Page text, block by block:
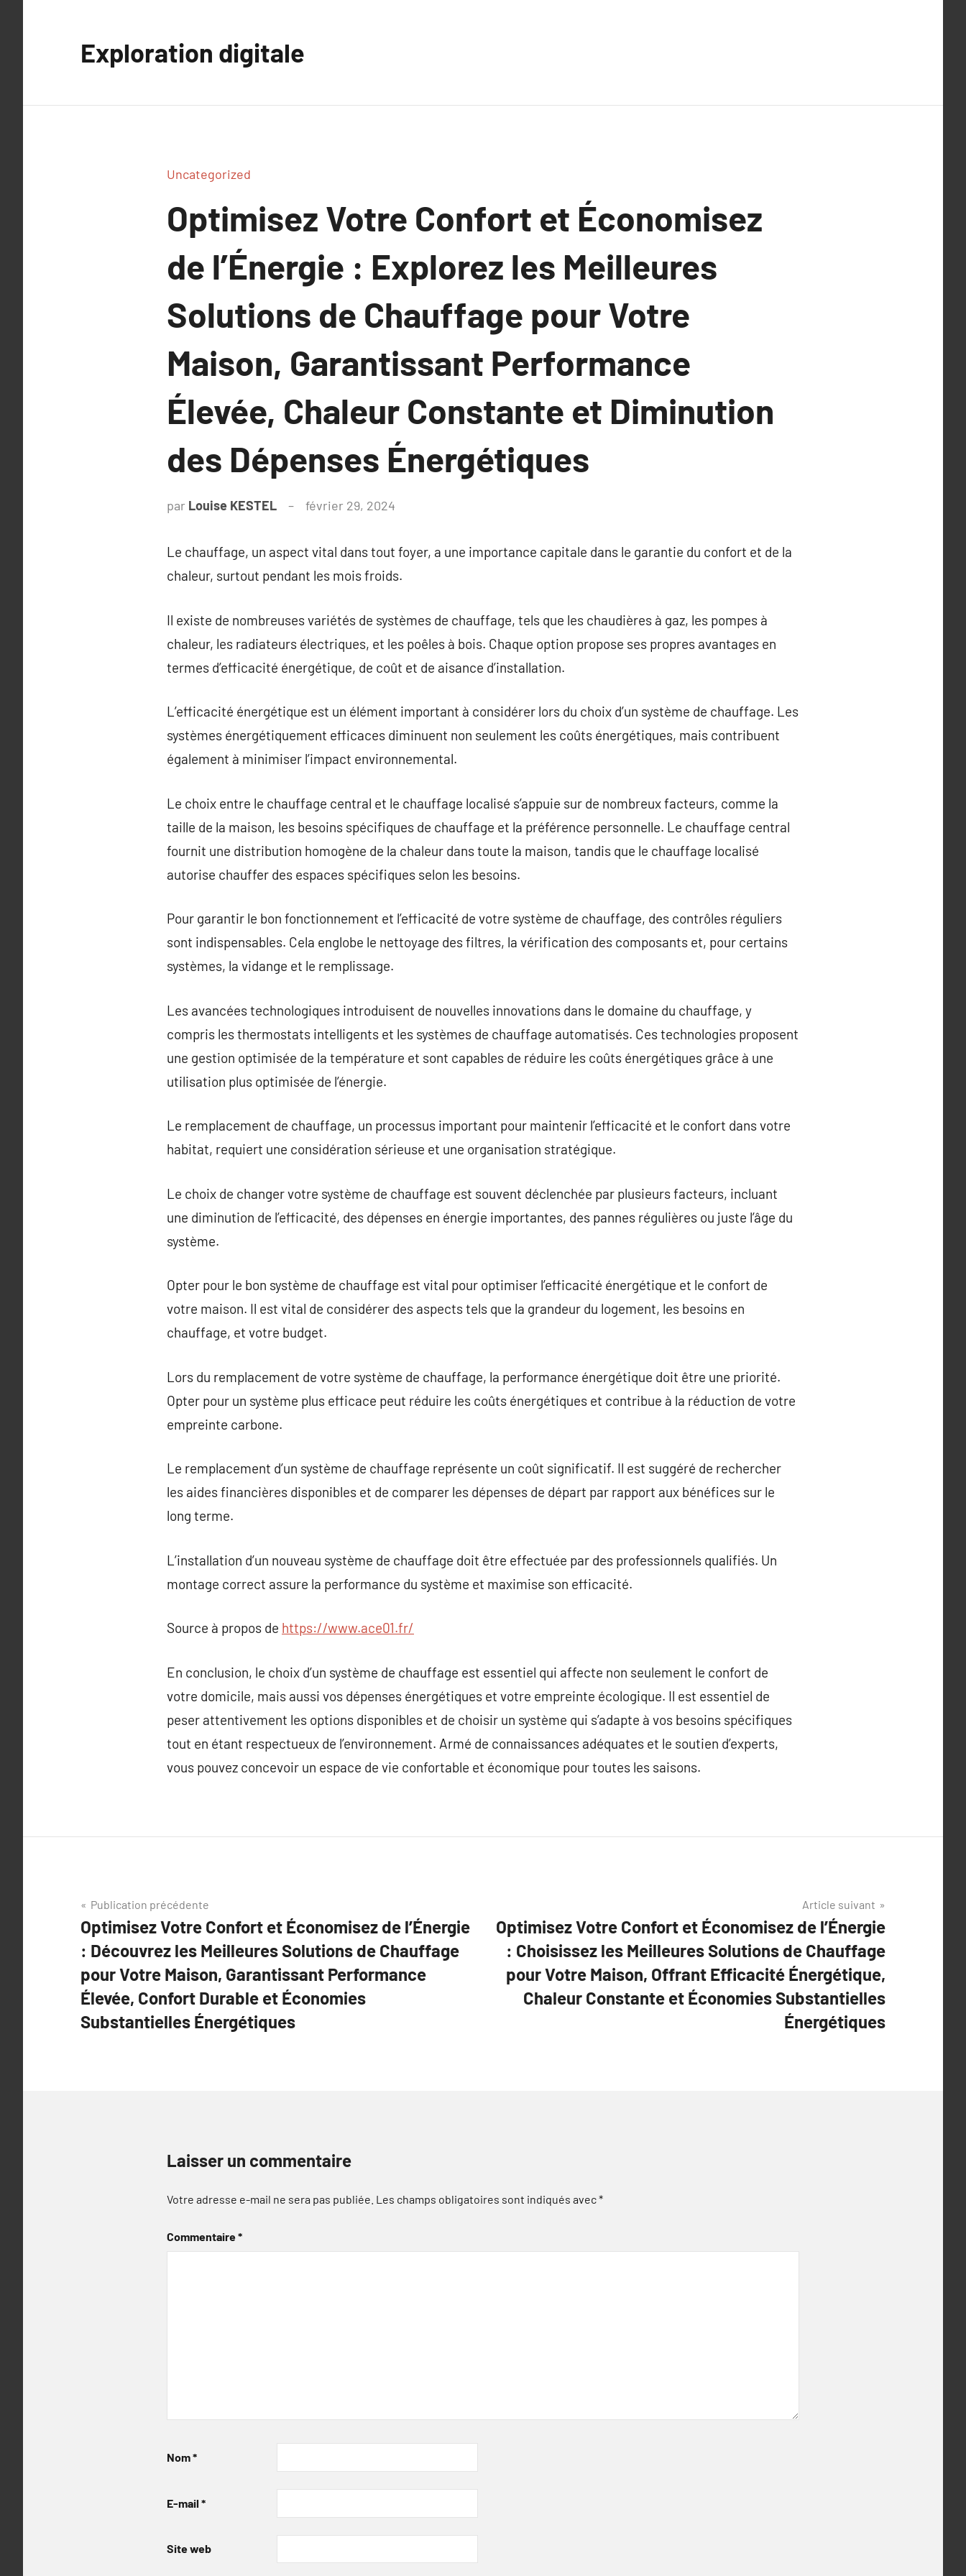
Exploration digitale
Uncategorized
Optimisez Votre Confort et Économisez
de l’Énergie : Explorez les Meilleures
Solutions de Chauffage pour Votre
Maison, Garantissant Performance
Élevée, Chaleur Constante et Diminution
des Dépenses Énergétiques
par Louise KESTEL février 29, 2024
Le chauffage, un aspect vital dans tout foyer, a une importance capitale dans le garantie du confort et de la
chaleur, surtout pendant les mois froids.
Il existe de nombreuses variétés de systèmes de chauffage, tels que les chaudières à gaz, les pompes à
chaleur, les radiateurs électriques, et les poêles à bois. Chaque option propose ses propres avantages en
termes d’efficacité énergétique, de coût et de aisance d’installation.
L’efficacité énergétique est un élément important à considérer lors du choix d’un système de chauffage. Les
systèmes énergétiquement efficaces diminuent non seulement les coûts énergétiques, mais contribuent
également à minimiser l’impact environnemental.
Le choix entre le chauffage central et le chauffage localisé s’appuie sur de nombreux facteurs, comme la
taille de la maison, les besoins spécifiques de chauffage et la préférence personnelle. Le chauffage central
fournit une distribution homogène de la chaleur dans toute la maison, tandis que le chauffage localisé
autorise chauffer des espaces spécifiques selon les besoins.
Pour garantir le bon fonctionnement et l’efficacité de votre système de chauffage, des contrôles réguliers
sont indispensables. Cela englobe le nettoyage des filtres, la vérification des composants et, pour certains
systèmes, la vidange et le remplissage.
Les avancées technologiques introduisent de nouvelles innovations dans le domaine du chauffage, y
compris les thermostats intelligents et les systèmes de chauffage automatisés. Ces technologies proposent
une gestion optimisée de la température et sont capables de réduire les coûts énergétiques grâce à une
utilisation plus optimisée de l’énergie.
Le remplacement de chauffage, un processus important pour maintenir l’efficacité et le confort dans votre
habitat, requiert une considération sérieuse et une organisation stratégique.
Le choix de changer votre système de chauffage est souvent déclenchée par plusieurs facteurs, incluant
une diminution de l’efficacité, des dépenses en énergie importantes, des pannes régulières ou juste l’âge du
système.
Opter pour le bon système de chauffage est vital pour optimiser l’efficacité énergétique et le confort de
votre maison. Il est vital de considérer des aspects tels que la grandeur du logement, les besoins en
chauffage, et votre budget.
Lors du remplacement de votre système de chauffage, la performance énergétique doit être une priorité.
Opter pour un système plus efficace peut réduire les coûts énergétiques et contribue à la réduction de votre
empreinte carbone.
Le remplacement d’un système de chauffage représente un coût significatif. Il est suggéré de rechercher
les aides financières disponibles et de comparer les dépenses de départ par rapport aux bénéfices sur le
long terme.
L’installation d’un nouveau système de chauffage doit être effectuée par des professionnels qualifiés. Un
montage correct assure la performance du système et maximise son efficacité.
Source à propos de https://www.ace01.fr/
En conclusion, le choix d’un système de chauffage est essentiel qui affecte non seulement le confort de
votre domicile, mais aussi vos dépenses énergétiques et votre empreinte écologique. Il est essentiel de
peser attentivement les options disponibles et de choisir un système qui s’adapte à vos besoins spécifiques
tout en étant respectueux de l’environnement. Armé de connaissances adéquates et le soutien d’experts,
vous pouvez concevoir un espace de vie confortable et économique pour toutes les saisons.
Navigation
de
l’article
Publication précédente
Optimisez Votre Confort et Économisez de l’Énergie
: Découvrez les Meilleures Solutions de Chauffage
pour Votre Maison, Garantissant Performance
Élevée, Confort Durable et Économies
Substantielles Énergétiques
Article suivant
Optimisez Votre Confort et Économisez de l’Énergie
: Choisissez les Meilleures Solutions de Chauffage
pour Votre Maison, Offrant Efficacité Énergétique,
Chaleur Constante et Économies Substantielles
Énergétiques
Laisser un commentaire
Votre adresse e-mail ne sera pas publiée. Les champs obligatoires sont indiqués avec*
Commentaire*
Nom*
E-mail *
Site web